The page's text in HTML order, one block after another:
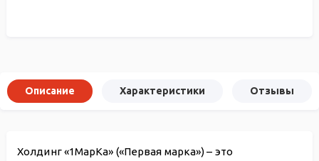
Описание Характеристики Отзывы
Холдинг «1МарКа» («Первая марка») – это